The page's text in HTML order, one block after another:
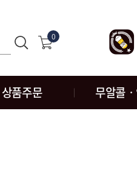
0
상품주문 무알콜